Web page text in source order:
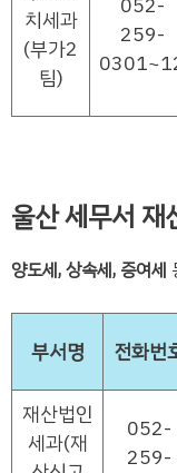
치세과
(부가2
팀)
052-
259-
울산 세무서 재
양도세, 상속세, 증여세
부서명 전화번
재산법인
세과(재
052-
259-